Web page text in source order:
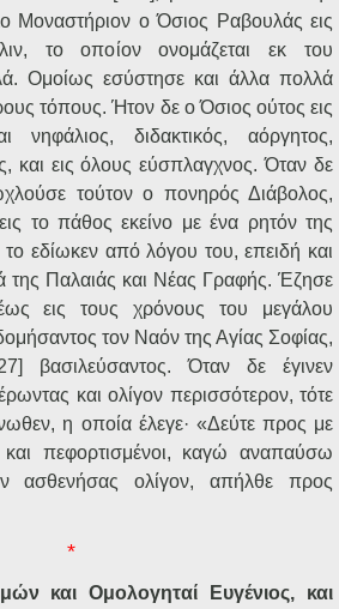
Μοναστήριον ο Όσιος Ραβουλάς εις
το οποίον ονομάζεται εκ του
Ομοίως εσύστησε και άλλα πολλά
τόπους. Ήτον δε ο Όσιος ούτος εις
νηφάλιος, διδακτικός, αόργητος,
και εις όλους εύσπλαγχνος. Όταν δε
τούτον ο πονηρός Διάβολος,
το πάθος εκείνο με ένα ρητόν της
το εδίωκεν από λόγου του, επειδή και
της Παλαιάς και Νέας Γραφής. Έζησε
εις τους χρόνους του μεγάλου
τον Ναόν της Αγίας Σοφίας,
βασιλεύσαντος. Όταν δε έγινεν
και ολίγον περισσότερον, τότε
η οποία έλεγε· «Δεύτε προς με
και πεφορτισμένοι, καγώ αναπαύσω
ασθενήσας ολίγον, απήλθε προς
*
και Ομολογηταί Ευγένιος, και